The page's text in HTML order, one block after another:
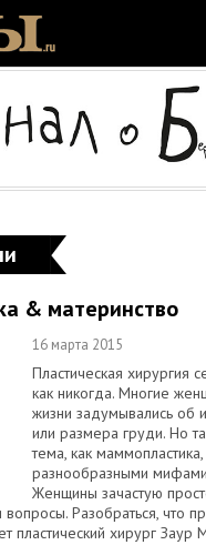
& материнство
16 марта 2015
Пластическая хирургия
как никогда. Многие
жизни задумывались об
или размера груди. Но
тема, как
разнообразными
Женщины зачастую
вопросы. Разобраться, что
пластический хирург Заур